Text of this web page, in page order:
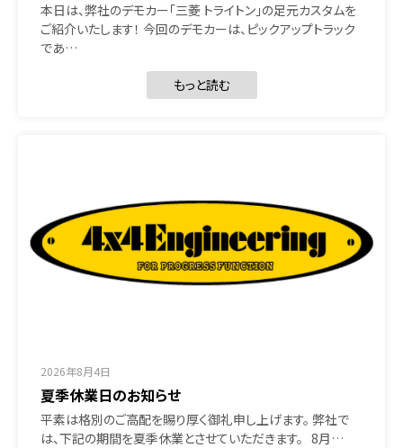
本日は、弊社のデモカー「三菱 トライトン」の足元カスタムを
ご紹介いたします！ 今回のデモカーは、ピックアップトラック
であ…
もっと読む
2026年8月4日
夏季休業日のお知らせ
平素は格別のご高配を賜り厚く御礼申し上げます。 弊社で
は、下記の期間を夏季休業とさせていただきます。 8月…